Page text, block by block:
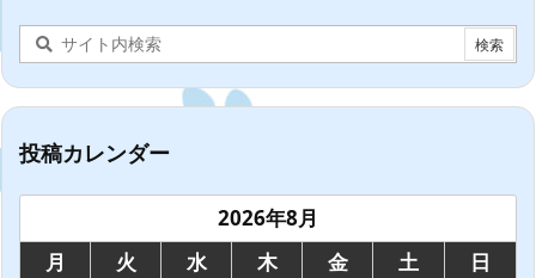
投稿カレンダー
2026年8月
月
火 水 木 金 土
日